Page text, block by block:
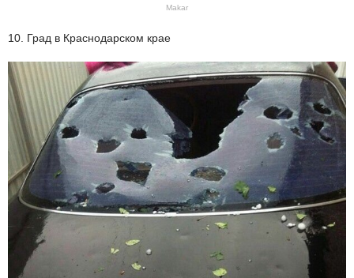
Makar
10. Град в Краснодарском крае